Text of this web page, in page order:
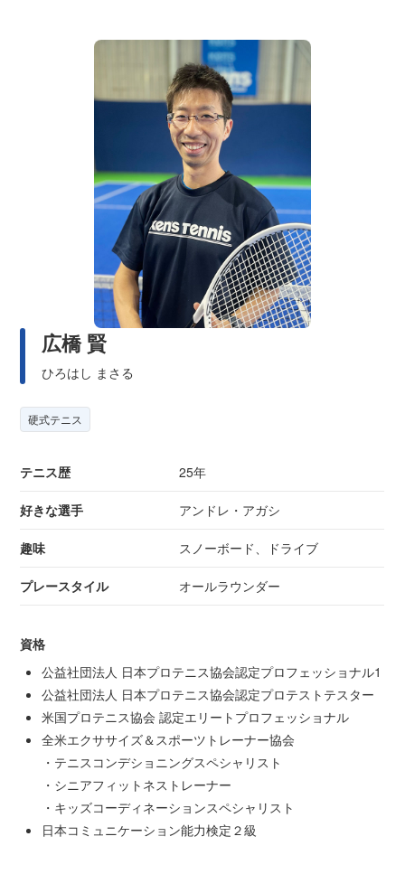
広橋 賢
ひろはし まさる
硬式テニス
テニス歴 25年
好きな選手 アンドレ・アガシ
趣味 スノーボード、ドライブ
プレースタイル オールラウンダー
資格
公益社団法人 日本プロテニス協会認定プロフェッショナル1
公益社団法人 日本プロテニス協会認定プロテストテスター
米国プロテニス協会 認定エリートプロフェッショナル
全米エクササイズ＆スポーツトレーナー協会
・テニスコンデショニングスペシャリスト
・シニアフィットネストレーナー
・キッズコーディネーションスペシャリスト
日本コミュニケーション能力検定２級